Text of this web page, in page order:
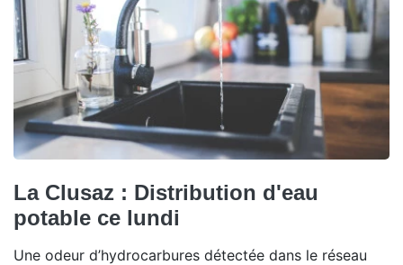
La Clusaz : Distribution d'eau
potable ce lundi
Une odeur d’hydrocarbures détectée dans le réseau